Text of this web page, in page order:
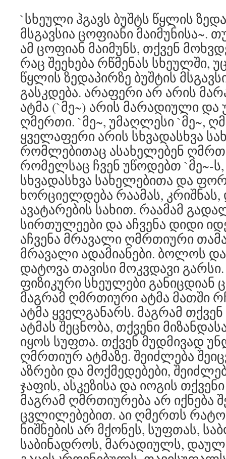
`სხეული ჰგავს ბუშტს წყლის
მსგავსია ცოფიანი მაიმუნისა~.
ამ ცოფიან მაიმუნს, თქვენ
რაც შეეხება რწმენას სხეულში,
წყლის ზედაპირზე ბუშტის
გასკდება. არაფერი არ არის
ატმა (`მე~) არის მარადიული და
ღმერთი. `მე~, უმაღლესი `მე~,
ყველაფერი არის სხვადასხვა
რომლებითაც ასახელებენ
რომელსაც ჩვენ უწოდებთ `მე~-ს,
სხვადასხვა სახელებითა და
ხორციელდება რაამას, კრიშნას,
ავატარების სახით. რაამამ
სირთულეები და აჩვენა დიდი
აჩვენა მრავალი ღმრთიური
მრავალი ადამიანები. ბოლოს
დატოვა თავისი მოკვდავი
ფიზიკური სხეულები განიცდიან
მაგრამ ღმრთიური ატმა მათში
ატმა ყველგანარს. მაგრამ
ატმას შეცნობა, თქვენი
იყოს სუფთა. თქვენ მუდმივად
ღმრთიურ ატმაზე. შეიძლება
აზრები და მოქმედებები,
ჯაფის, ასკეზისა და იოგის
მაგრამ ღმრთიურება არ იქნება
ცვლილებებით. აი ღმერთს
ნიშნების არ მქონეს, სუფთას,
საბინადროს, მარადიულს,